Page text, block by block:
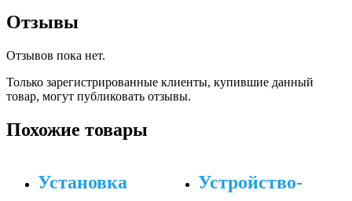
Отзывы
Отзывов пока нет.
Только зарегистрированные клиенты, купившие данный
товар, могут публиковать отзывы.
Похожие товары
Установка
Устройство-